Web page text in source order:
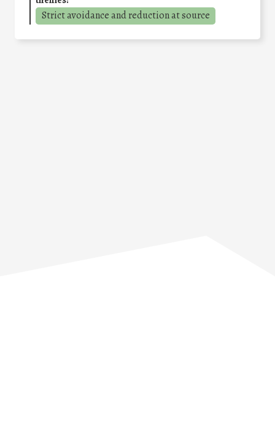
Strict avoidance and reduction at source